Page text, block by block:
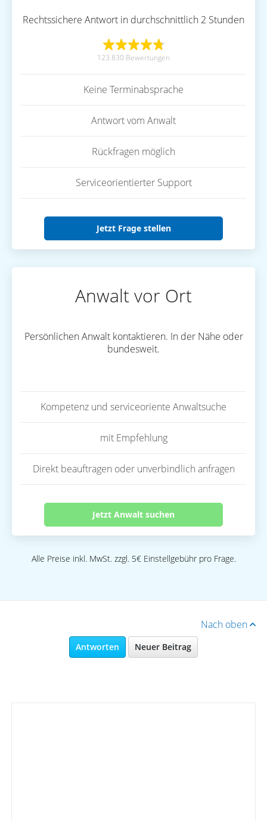
Rechtssichere Antwort in durchschnittlich 2 Stunden
123.830 Bewertungen
Keine Terminabsprache
Antwort vom Anwalt
Rückfragen möglich
Serviceorientierter Support
Jetzt Frage stellen
Anwalt vor Ort
Persönlichen Anwalt kontaktieren. In der Nähe oder
bundesweit.
Kompetenz und serviceoriente Anwaltsuche
mit Empfehlung
Direkt beauftragen oder unverbindlich anfragen
Jetzt Anwalt suchen
Alle Preise inkl. MwSt. zzgl. 5€ Einstellgebühr pro Frage.
Nach oben
Antworten Neuer Beitrag